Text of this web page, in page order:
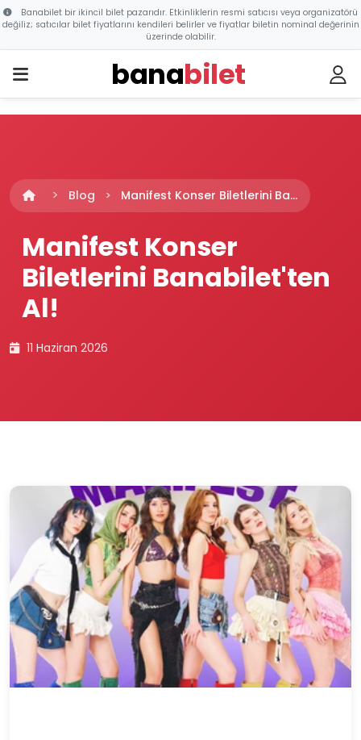
Banabilet bir ikincil bilet pazarıdır. Etkinliklerin resmi satıcısı veya organizatörü
değiliz; satıcılar bilet fiyatlarını kendileri belirler ve fiyatlar biletin nominal değerinin
üzerinde olabilir.
banabilet
Blog Manifest Konser Biletlerini Ba...
Manifest Konser
Biletlerini Banabilet'ten
Al!
11 Haziran 2026